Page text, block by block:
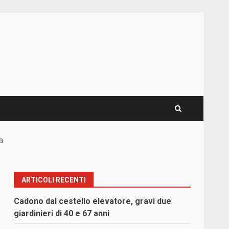
ARTICOLI RECENTI
Cadono dal cestello elevatore, gravi due
giardinieri di 40 e 67 anni